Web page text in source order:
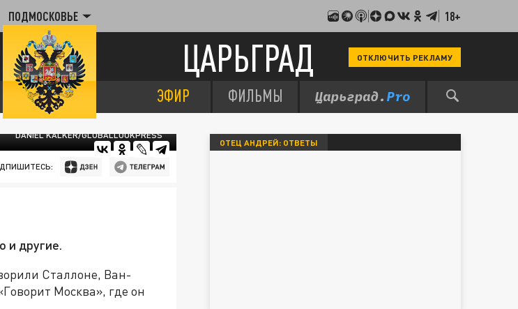
ПОДМОСКОВЬЕ 18+
ЦАРЬГРАД ОТКЛЮЧИТЬ РЕКЛАМУ
ЭФИР ФИЛЬМЫ
DANIEL KALKER/GLOBALLOOKPRESS
и другие.
Сталлоне, Ван-
Москва», где он
ОТЕЦ АНДРЕЙ: ОТВЕТЫ